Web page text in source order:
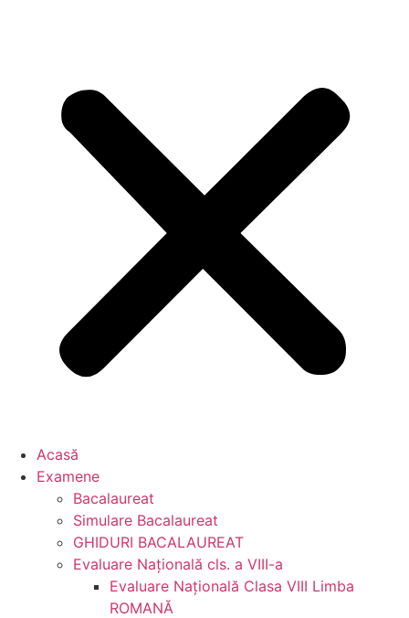
Acasă
Examene
Bacalaureat
Simulare Bacalaureat
GHIDURI BACALAUREAT
Evaluare Naţională cls. a VIII-a
Evaluare Naţională Clasa VIII Limba
ROMANĂ